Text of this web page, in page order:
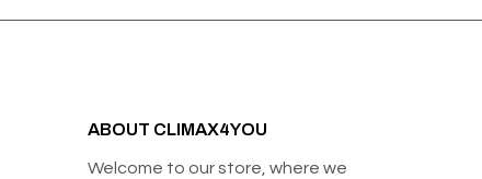
ABOUT CLIMAX4YOU
Welcome to our store, where we